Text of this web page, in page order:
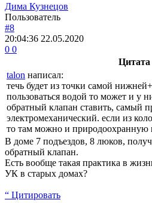
Дима Кузнецов
Пользователь
#8
20:04:36 22.05.2020
0 0
Цитата
talon написал:
течь будет из точки самой
пользоваться водой то может и у
обратный клапан ставить, самый
электромеханический. если из
то там можно и природоохранную
В доме 7 подъездов, 8 люков,
обратный клапан.
Есть вообще такая практика в
УК в старых домах?
“ Цитировать